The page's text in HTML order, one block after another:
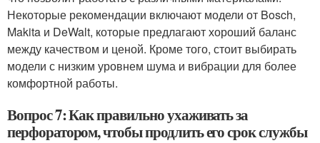
Некоторые рекомендации включают модели от Bosch,
Makita и DeWalt, которые предлагают хороший баланс
между качеством и ценой. Кроме того, стоит выбирать
модели с низким уровнем шума и вибрации для более
комфортной работы.
Вопрос 7: Как правильно ухаживать за
перфоратором, чтобы продлить его срок службы